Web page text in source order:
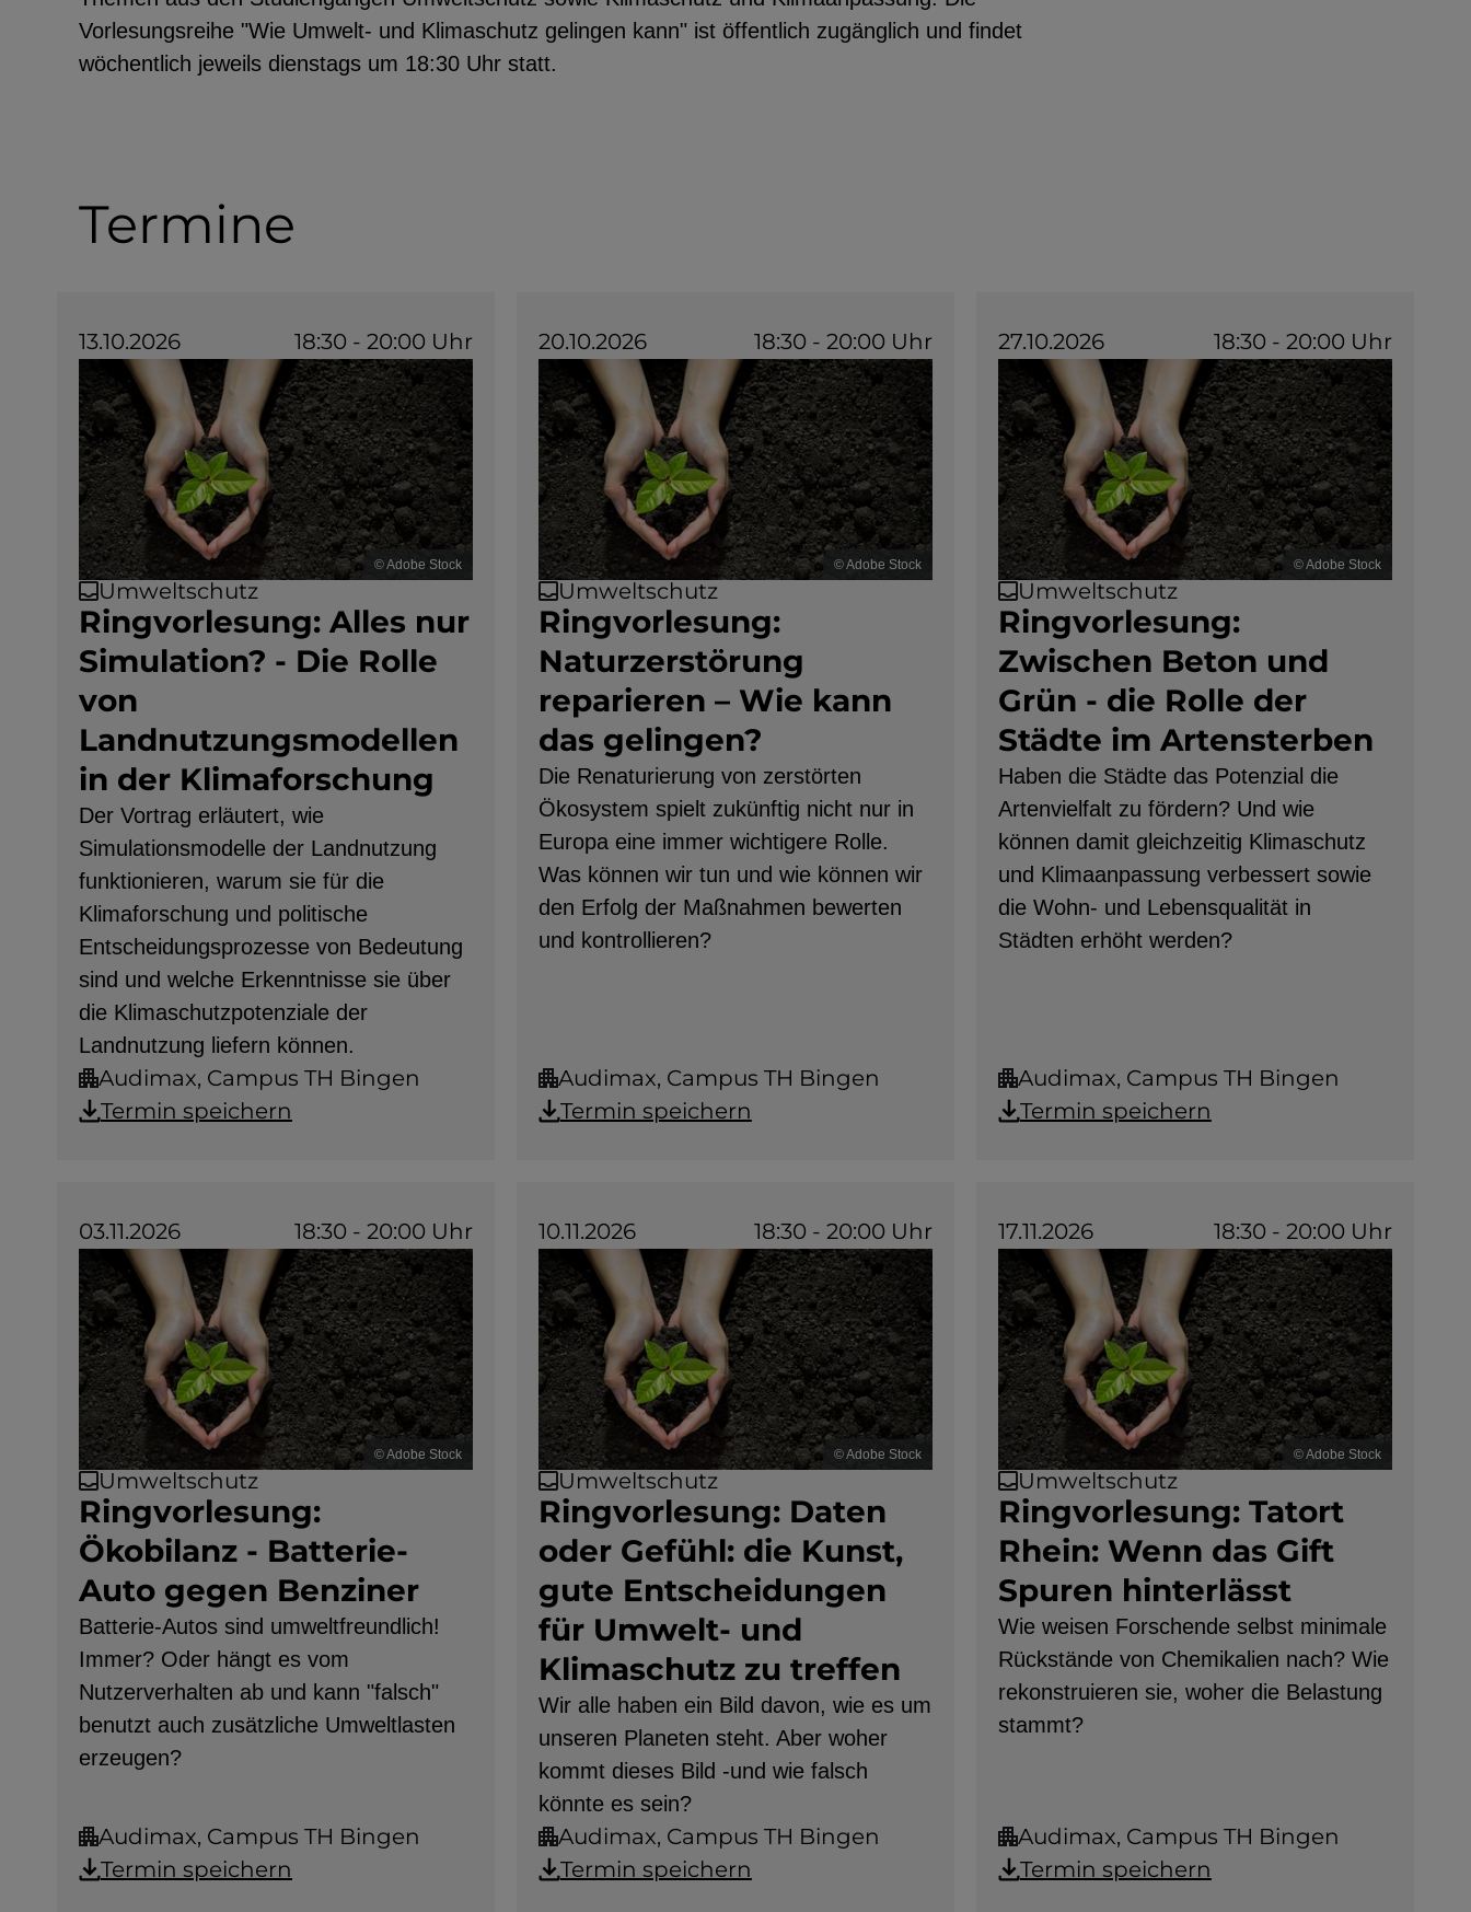
Vorlesungsreihe "Wie Umwelt- und Klimaschutz gelingen kann" ist öffentlich zugänglich und findet
wöchentlich jeweils dienstags um 18:30 Uhr statt.
Termine
Ringvorlesung: Alles nur
Simulation? - Die Rolle
von
Landnutzungsmodellen
in der Klimaforschung
Der Vortrag erläutert, wie
Simulationsmodelle der Landnutzung
funktionieren, warum sie für die
Klimaforschung und politische
Entscheidungsprozesse von Bedeutung
sind und welche Erkenntnisse sie über
die Klimaschutzpotenziale der
Landnutzung liefern können.
Umweltschutz
© Adobe Stock
13.10.2026 18:30 - 20:00 Uhr
Audimax, Campus TH Bingen
Termin speichern
Ringvorlesung:
Naturzerstörung
reparieren – Wie kann
das gelingen?
Die Renaturierung von zerstörten
Ökosystem spielt zukünftig nicht nur in
Europa eine immer wichtigere Rolle.
Was können wir tun und wie können wir
den Erfolg der Maßnahmen bewerten
und kontrollieren?
Umweltschutz
© Adobe Stock
20.10.2026 18:30 - 20:00 Uhr
Audimax, Campus TH Bingen
Termin speichern
Ringvorlesung:
Zwischen Beton und
Grün - die Rolle der
Städte im Artensterben
Haben die Städte das Potenzial die
Artenvielfalt zu fördern? Und wie
können damit gleichzeitig Klimaschutz
und Klimaanpassung verbessert sowie
die Wohn- und Lebensqualität in
Städten erhöht werden?
Umweltschutz
© Adobe Stock
27.10.2026 18:30 - 20:00 Uhr
Audimax, Campus TH Bingen
Termin speichern
Ringvorlesung:
Ökobilanz - Batterie-
Auto gegen Benziner
Batterie-Autos sind umweltfreundlich!
Immer? Oder hängt es vom
Nutzerverhalten ab und kann "falsch"
benutzt auch zusätzliche Umweltlasten
erzeugen?
Umweltschutz
© Adobe Stock
03.11.2026 18:30 - 20:00 Uhr
Audimax, Campus TH Bingen
Termin speichern
Ringvorlesung: Daten
oder Gefühl: die Kunst,
gute Entscheidungen
für Umwelt- und
Klimaschutz zu treffen
Wir alle haben ein Bild davon, wie es um
unseren Planeten steht. Aber woher
kommt dieses Bild -und wie falsch
könnte es sein?
Umweltschutz
© Adobe Stock
10.11.2026 18:30 - 20:00 Uhr
Audimax, Campus TH Bingen
Termin speichern
Ringvorlesung: Tatort
Rhein: Wenn das Gift
Spuren hinterlässt
Wie weisen Forschende selbst minimale
Rückstände von Chemikalien nach? Wie
rekonstruieren sie, woher die Belastung
stammt?
Umweltschutz
© Adobe Stock
17.11.2026 18:30 - 20:00 Uhr
Audimax, Campus TH Bingen
Termin speichern
externer Videos, Standortdaten oder
ChatBot